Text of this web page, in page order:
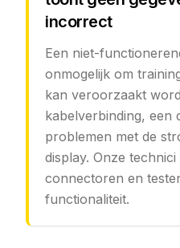
incorrect
Een niet-
onmogelijk om
kan veroorzaakt
kabelverbinding, een
problemen met de
display. Onze
connectoren en
functionaliteit.